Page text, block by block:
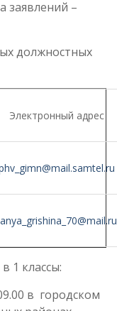
заявлений –
должностных
Электронный адрес
_gimn@mail.samtel.ru
1 классы:
в городском